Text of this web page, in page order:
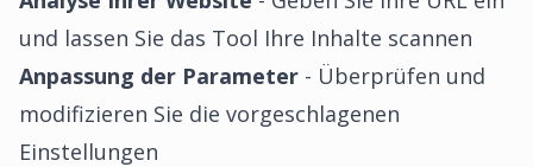
und lassen Sie das Tool Ihre Inhalte scannen
Anpassung der Parameter - Überprüfen und
modifizieren Sie die vorgeschlagenen
Einstellungen